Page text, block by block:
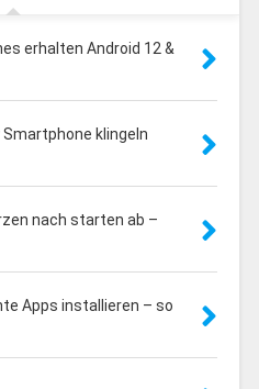
erhalten Android 12 &
klingeln
nach starten ab –
Apps installieren – so